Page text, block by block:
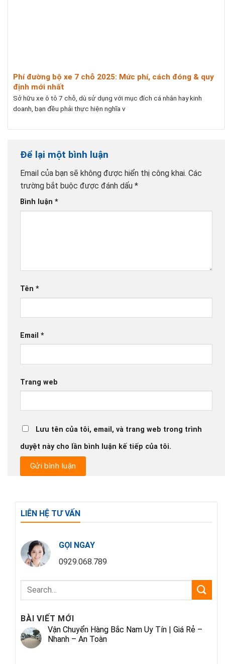
Phí đường bộ xe 7 chỗ 2025: Mức phí, cách đóng & quy
định mới nhất
Sở hữu xe ô tô 7 chỗ, dù sử dụng với mục đích cá nhân hay kinh
doanh, bạn đều phải thực hiện nghĩa v
Để lại một bình luận
Email của bạn sẽ không được hiển thị công khai. Các
trường bắt buộc được đánh dấu *
Bình luận *
Tên *
Email *
Trang web
Lưu tên của tôi, email, và trang web trong trình
duyệt này cho lần bình luận kế tiếp của tôi.
LIÊN HỆ TƯ VẤN
GỌI NGAY
0929.068.789
BÀI VIẾT MỚI
Vận Chuyển Hàng Bắc Nam Uy Tín | Giá Rẻ –
Nhanh – An Toàn